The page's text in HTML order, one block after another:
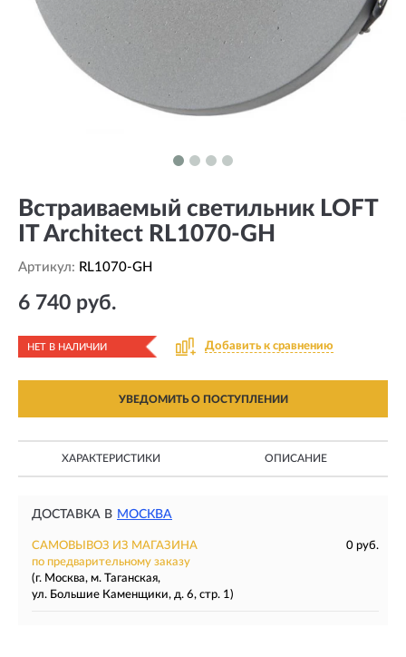
Встраиваемый светильник LOFT
IT Architect RL1070-GH
Артикул: RL1070-GH
6 740 руб.
НЕТ В НАЛИЧИИ Добавить к сравнению
УВЕДОМИТЬ О ПОСТУПЛЕНИИ
ХАРАКТЕРИСТИКИ ОПИСАНИЕ
ДОСТАВКА В МОСКВА
САМОВЫВОЗ ИЗ МАГАЗИНА
0 руб.
по предварительному заказу
(г. Москва, м. Таганская,
ул. Большие Каменщики, д. 6, стр. 1)